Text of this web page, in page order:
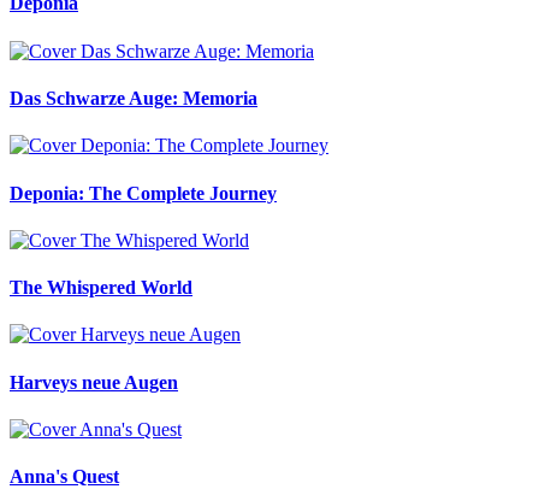
Das Schwarze Auge: Memoria
Deponia: The Complete Journey
The Whispered World
Harveys neue Augen
Anna's Quest